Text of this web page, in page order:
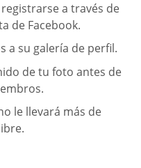
a través de
de Facebook.
a su galería de perfil.
de tu foto antes de
le llevará más de